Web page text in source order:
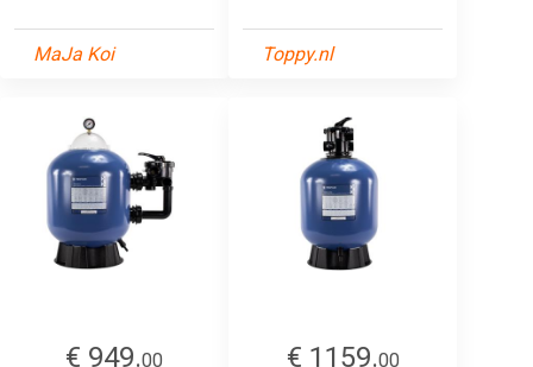
MaJa Koi Toppy.nl
€ 949.00
€ 1159.00